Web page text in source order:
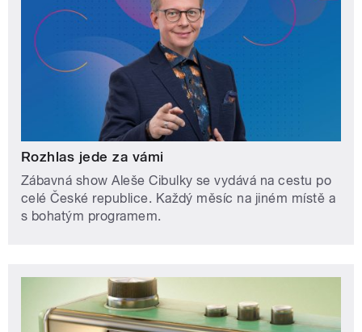
Rozhlas jede za vámi
Zábavná show Aleše Cibulky se vydává na cestu po
celé České republice. Každý měsíc na jiném místě a
s bohatým programem.